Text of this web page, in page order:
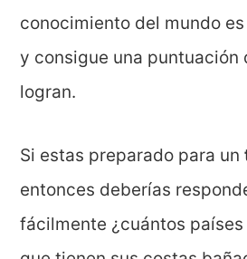
conocimiento del mundo
y consigue una puntuación
logran.
Si estas preparado para un
entonces deberías
fácilmente ¿cuántos